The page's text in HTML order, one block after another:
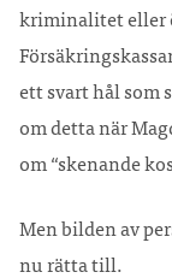
kriminalitet eller
ett svart hål som
om detta när
om “skenande
Men bilden av
nu rätta till.